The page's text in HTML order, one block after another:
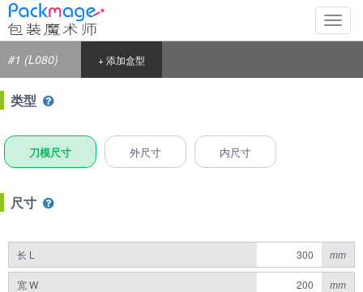
切
换
#1 (L080) + 添加盒型
类型
刀模尺寸 外尺寸 内尺寸
尺寸
长 L mm
宽 W mm